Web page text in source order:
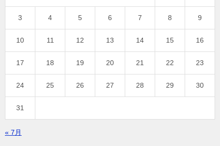
3 4 5 6 7 8 9
10 11 12 13 14 15 16
17 18 19 20 21 22 23
24 25 26 27 28 29 30
31
« 7月